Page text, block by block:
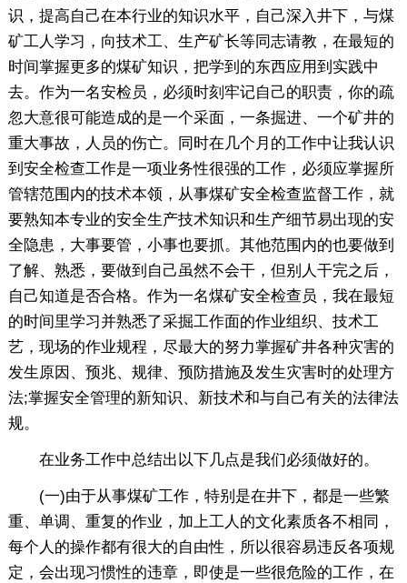
识，提高自己在本行业的知识水平，自己深入井下，与煤
矿工人学习，向技术工、生产矿长等同志请教，在最短的
时间掌握更多的煤矿知识，把学到的东西应用到实践中
去。作为一名安检员，必须时刻牢记自己的职责，你的疏
忽大意很可能造成的是一个采面，一条掘进、一个矿井的
重大事故，人员的伤亡。同时在几个月的工作中让我认识
到安全检查工作是一项业务性很强的工作，必须应掌握所
管辖范围内的技术本领，从事煤矿安全检查监督工作，就
要熟知本专业的安全生产技术知识和生产细节易出现的安
全隐患，大事要管，小事也要抓。其他范围内的也要做到
了解、熟悉，要做到自己虽然不会干，但别人干完之后，
自己知道是否合格。作为一名煤矿安全检查员，我在最短
的时间里学习并熟悉了采掘工作面的作业组织、技术工
艺，现场的作业规程，尽最大的努力掌握矿井各种灾害的
发生原因、预兆、规律、预防措施及发生灾害时的处理方
法;掌握安全管理的新知识、新技术和与自己有关的法律法
规。
在业务工作中总结出以下几点是我们必须做好的。
(一)由于从事煤矿工作，特别是在井下，都是一些繁
重、单调、重复的作业，加上工人的文化素质各不相同，
每个人的操作都有很大的自由性，所以很容易违反各项规
定，会出现习惯性的违章，即使是一些很危险的工作，在